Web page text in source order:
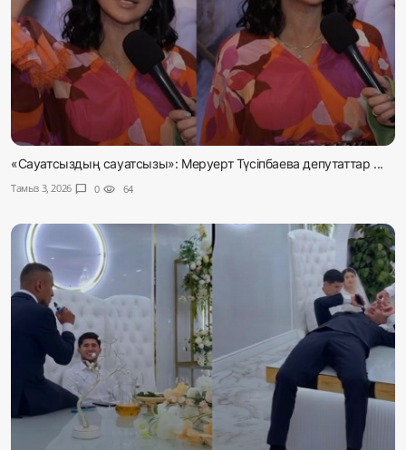
«Сауатсыздың сауатсызы»: Меруерт Түсіпбаева депутаттар ...
Тамыз 3, 2026 chat_bubble 0 visibility 64